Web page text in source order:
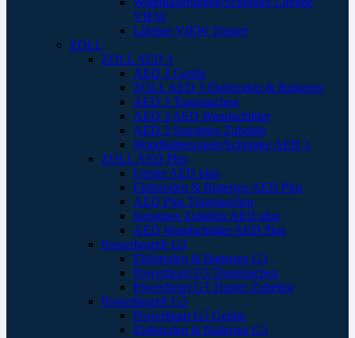
VIEW
Lifeline VIEW Trainer
ZOLL
ZOLL AED 3
AED 3 Geräte
ZOLL AED 3 Elektroden & Batterien
AED 3 Tragetaschen
AED 3 AED Wandschilder
AED 3 Sonstiges Zubehör
Wandhalterungen/Schränke AED 3
ZOLL AED Plus
Geräte AED plus
Elektroden & Batterien AED Plus
AED Plus Tragetaschen
Sonstiges Zubehör AED plus
AED Wandschilder AED Plus
Powerheart® G3
Elektroden & Batterien G3
Powerheart G5 Tragetaschen
Powerheart G3 Trainer Zubehör
Powerheart® G5
Powerheart G5 Geräte
Elektroden & Batterien G5